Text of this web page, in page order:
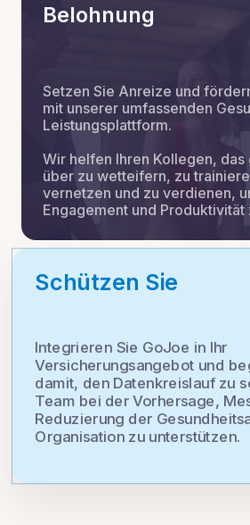
Belohnung
Setzen Sie Anreize und
mit unserer umfassenden
Leistungsplattform.
Wir helfen Ihren Kollegen, das
über zu wetteifern, zu
vernetzen und zu verdienen,
Engagement und Produktivität
Schützen Sie
Integrieren Sie GoJoe in Ihr
Versicherungsangebot und
damit, den Datenkreislauf zu
Team bei der Vorhersage,
Reduzierung der
Organisation zu unterstützen.